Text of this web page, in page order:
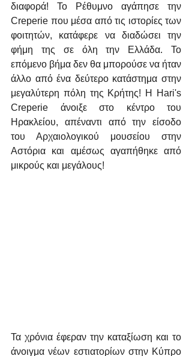
διαφορά! Το Ρέθυμνο αγάπησε την
Creperie που μέσα από τις ιστορίες των
φοιτητών, κατάφερε να διαδώσει την
φήμη της σε όλη την Ελλάδα. Το
επόμενο βήμα δεν θα μπορούσε να ήταν
άλλο από ένα δεύτερο κατάστημα στην
μεγαλύτερη πόλη της Κρήτης! Η Hari's
Creperie άνοιξε στο κέντρο του
Ηρακλείου, απέναντι από την είσοδο
του Αρχαιολογικού μουσείου στην
Αστόρια και αμέσως αγαπήθηκε από
μικρούς και μεγάλους!
Τα χρόνια έφεραν την καταξίωση και το
άνοιγμα νέων εστιατορίων στην Κύπρο